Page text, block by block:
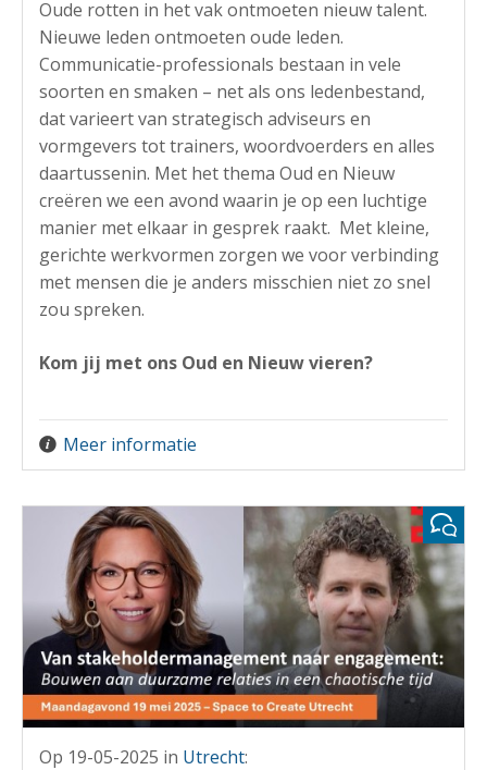
Oude rotten in het vak ontmoeten nieuw talent.
Nieuwe leden ontmoeten oude leden.
Communicatie-professionals bestaan in vele
soorten en smaken – net als ons ledenbestand,
dat varieert van strategisch adviseurs en
vormgevers tot trainers, woordvoerders en alles
daartussenin. Met het thema Oud en Nieuw
creëren we een avond waarin je op een luchtige
manier met elkaar in gesprek raakt. Met kleine,
gerichte werkvormen zorgen we voor verbinding
met mensen die je anders misschien niet zo snel
zou spreken.
Kom jij met ons Oud en Nieuw vieren?
Meer informatie
Op 19-05-2025 in Utrecht: